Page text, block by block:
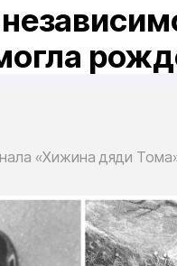
«Хижина дяди